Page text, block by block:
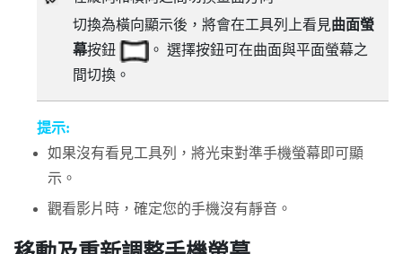
切換為橫向顯示後，將會在工具列上看見曲面螢
幕按鈕
。 選擇按鈕可在曲面與平面螢幕之
間切換。
提示:
如果沒有看見工具列，將光束對準手機螢幕即可顯
示。
觀看影片時，確定您的手機沒有靜音。